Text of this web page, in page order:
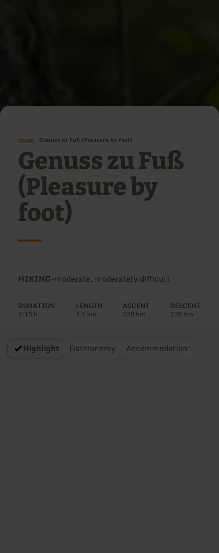
Home Genuss zu Fuß (Pleasure by foot)
Genuss zu Fuß
(Pleasure by
foot)
Type
tour:
HIKING-Difficulty:
moderate, moderately difficult
DURATION
2:15 h
LENGTH
7.5 km
ASCENT
238 hm
DESCENT
238 hm
Highlight Gastronomy Accommodation